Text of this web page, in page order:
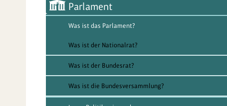
Parlament
Was ist das Parlament?
Was ist der Nationalrat?
Was ist der Bundesrat?
Was ist die Bundesversammlung?